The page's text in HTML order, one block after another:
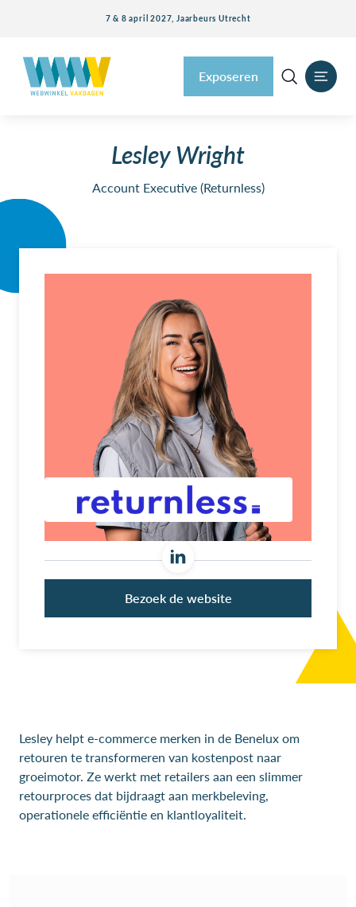
7 & 8 april 2027, Jaarbeurs Utrecht
Exposeren
Lesley Wright
Account Executive (Returnless)
Bezoek de website
Lesley helpt e-commerce merken in de Benelux om
retouren te transformeren van kostenpost naar
groeimotor. Ze werkt met retailers aan een slimmer
retourproces dat bijdraagt aan merkbeleving,
operationele efficiëntie en klantloyaliteit.